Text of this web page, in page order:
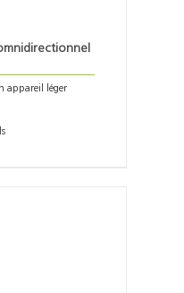
appareil léger